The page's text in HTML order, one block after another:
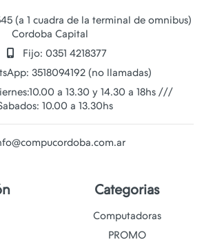
(a 1 cuadra de la terminal de omnibus)
Cordoba Capital
Fijo: 0351 4218377
3518094192 (no llamadas)
a 13.30 y 14.30 a 18hs ///
10.00 a 13.30hs
Categorias
Computadoras
PROMO